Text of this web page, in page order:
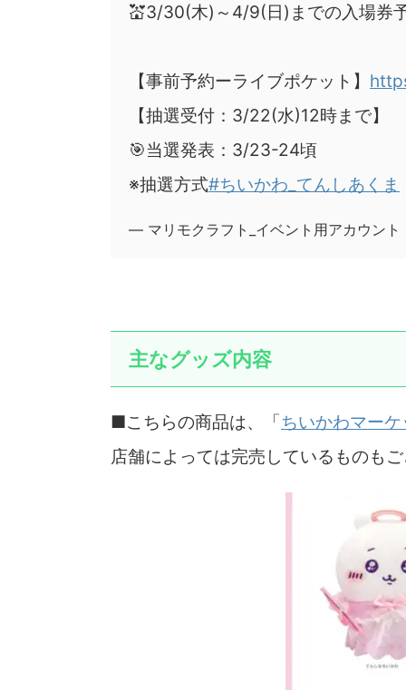
💒3/30(木)～4/9(日)までの入場券
【事前予約ーライブポケット】
【抽選受付：3/22(水)12時まで】
🎯当選発表：3/23-24頃
※抽選方式#ちいかわ_てんしあくま
— マリモクラフト_イベント用アカウン
主なグッズ内容
■こちらの商品は、「ちいかわマー
店舗によっては完売しているものも